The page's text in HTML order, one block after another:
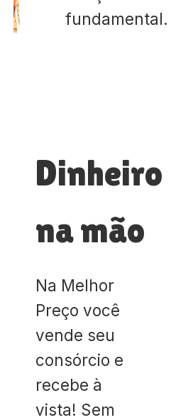
fundamental.
Dinheiro
na mão
Na Melhor
Preço você
vende seu
consórcio e
recebe à
vista! Sem